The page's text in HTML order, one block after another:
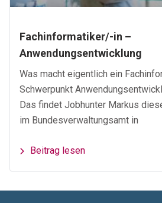
Fachinformatiker/-in –
Anwendungsentwicklung
Was macht eigentlich ein
Schwerpunkt
Das findet Jobhunter Markus
im Bundesverwaltungsamt in
Beitrag lesen